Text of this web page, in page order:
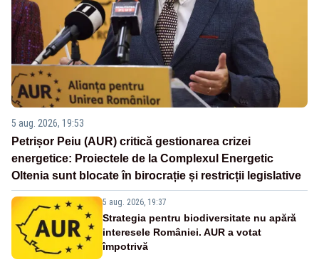
5 aug. 2026, 19:53
Petrișor Peiu (AUR) critică gestionarea crizei
energetice: Proiectele de la Complexul Energetic
Oltenia sunt blocate în birocrație și restricții legislative
5 aug. 2026, 19:37
Strategia pentru biodiversitate nu apără
interesele României. AUR a votat
împotrivă